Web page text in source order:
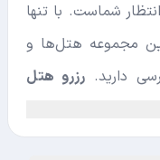
شماست. با تنها
مجموعه هتل‌ها و
دارید.رزرو هتل
استثنایی برای
اقامتی مطمئن،